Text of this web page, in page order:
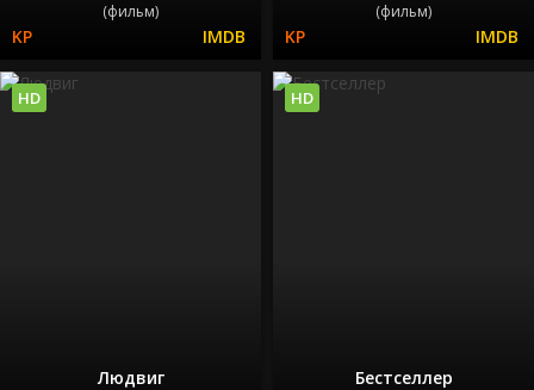
(фильм) (фильм)
Людвиг
HD
Бестселлер
HD